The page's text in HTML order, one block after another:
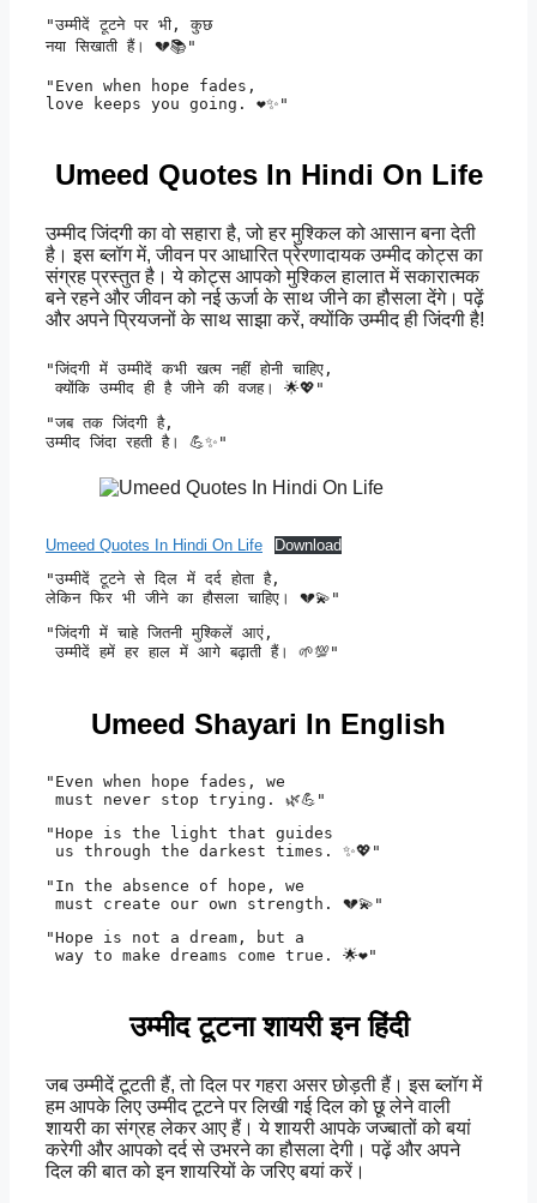
"उम्मीदें टूटने पर भी, कुछ
नया सिखाती हैं। 💔📚"
"Even when hope fades,
love keeps you going. ❤️✨"
Umeed Quotes In Hindi On Life
उम्मीद जिंदगी का वो सहारा है, जो हर मुश्किल को आसान बना देती
है। इस ब्लॉग में, जीवन पर आधारित प्रेरणादायक उम्मीद कोट्स का
संग्रह प्रस्तुत है। ये कोट्स आपको मुश्किल हालात में सकारात्मक
बने रहने और जीवन को नई ऊर्जा के साथ जीने का हौसला देंगे। पढ़ें
और अपने प्रियजनों के साथ साझा करें, क्योंकि उम्मीद ही जिंदगी है!
"जिंदगी में उम्मीदें कभी खत्म नहीं होनी चाहिए,
क्योंकि उम्मीद ही है जीने की वजह। 🌟💖"
"जब तक जिंदगी है,
उम्मीद जिंदा रहती है। 💪✨"
Umeed Quotes In Hindi On Life
Download
"उम्मीदें टूटने से दिल में दर्द होता है,
लेकिन फिर भी जीने का हौसला चाहिए। 💔💫"
"जिंदगी में चाहे जितनी मुश्किलें आएं,
उम्मीदें हमें हर हाल में आगे बढ़ाती हैं। 🌱💯"
Umeed Shayari In English
"Even when hope fades, we
must never stop trying. 🌿💪"
"Hope is the light that guides
us through the darkest times. ✨💖"
"In the absence of hope, we
must create our own strength. 💔💫"
"Hope is not a dream, but a
way to make dreams come true. 🌟❤️"
उम्मीद टूटना शायरी इन हिंदी
जब उम्मीदें टूटती हैं, तो दिल पर गहरा असर छोड़ती हैं। इस ब्लॉग में
हम आपके लिए उम्मीद टूटने पर लिखी गई दिल को छू लेने वाली
शायरी का संग्रह लेकर आए हैं। ये शायरी आपके जज्बातों को बयां
करेगी और आपको दर्द से उभरने का हौसला देगी। पढ़ें और अपने
दिल की बात को इन शायरियों के जरिए बयां करें।